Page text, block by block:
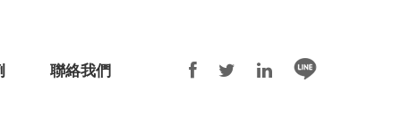
聯絡我們